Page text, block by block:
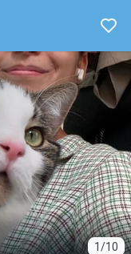
1/10